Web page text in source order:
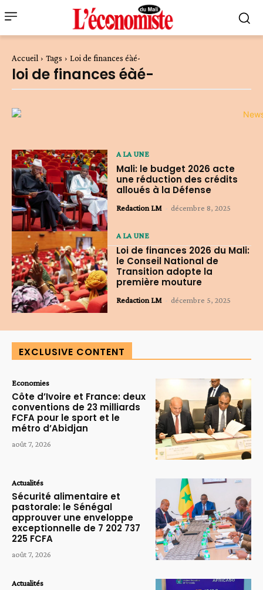
Accueil Tags Loi de finances éàé-
loi de finances éàé-
A LA UNE
Mali: le budget 2026 acte
une réduction des crédits
alloués à la Défense
Redaction LM - décembre 8, 2025
A LA UNE
Loi de finances 2026 du Mali:
le Conseil National de
Transition adopte la
première mouture
Redaction LM - décembre 5, 2025
EXCLUSIVE CONTENT
Economies
Côte d’Ivoire et France: deux
conventions de 23 milliards
FCFA pour le sport et le
métro d’Abidjan
août 7, 2026
Actualités
Sécurité alimentaire et
pastorale: le Sénégal
approuver une enveloppe
exceptionnelle de 7 202 737
225 FCFA
août 7, 2026
Actualités